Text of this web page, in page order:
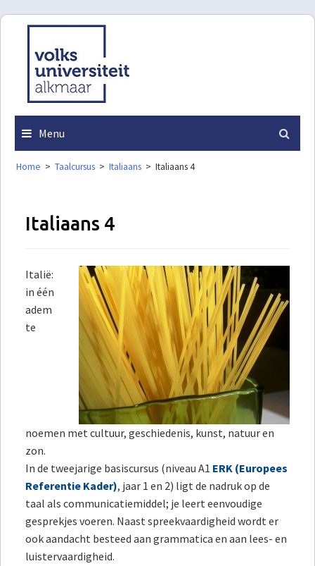
Skip
content
Menu
Home > Taalcursus > Italiaans > Italiaans 4
Italiaans 4
Italië:
in één
adem
te
noemen met cultuur, geschiedenis, kunst, natuur en
zon.
In de tweejarige basiscursus (niveau A1 ERK (Europees
Referentie Kader), jaar 1 en 2) ligt de nadruk op de
taal als communicatiemiddel; je leert eenvoudige
gesprekjes voeren. Naast spreekvaardigheid wordt er
ook aandacht besteed aan grammatica en aan lees- en
luistervaardigheid.